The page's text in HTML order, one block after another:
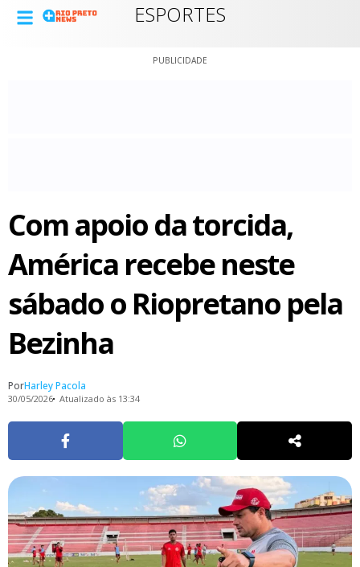
ESPORTES
PUBLICIDADE
Com apoio da torcida,
América recebe neste
sábado o Riopretano pela
Bezinha
PorHarley Pacola
30/05/2026 Atualizado às 13:34